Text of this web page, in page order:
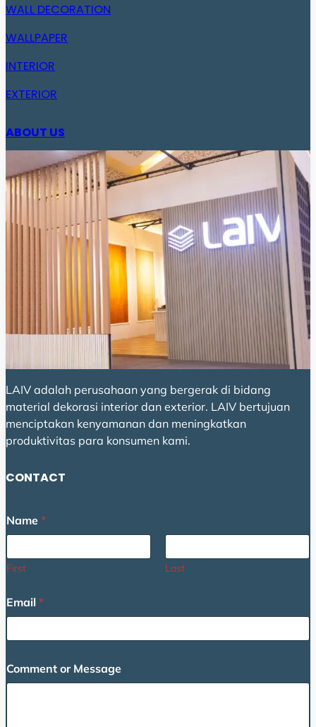
WALL DECORATION
WALLPAPER
INTERIOR
EXTERIOR
ABOUT US
LAIV adalah perusahaan yang bergerak di bidang
material dekorasi interior dan exterior. LAIV bertujuan
menciptakan kenyamanan dan meningkatkan
produktivitas para konsumen kami.
CONTACT
e
s
a
E
m
i
M
e
Name *
First Last
Email *
Comment or Message